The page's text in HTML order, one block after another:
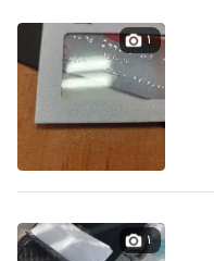
۱
۱